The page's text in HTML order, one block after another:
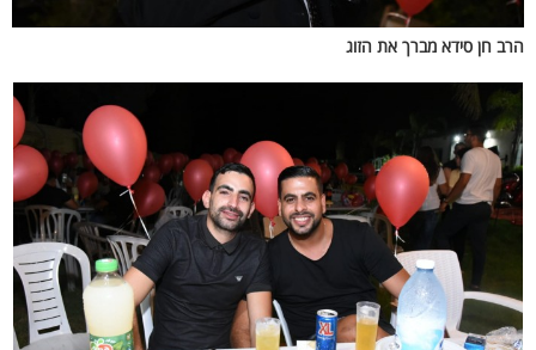
הרב חן סידא מברך את הזוג